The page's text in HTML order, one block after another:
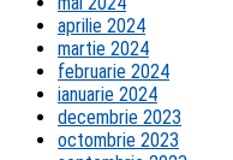
aprilie 2024
martie 2024
februarie 2024
ianuarie 2024
decembrie 2023
octombrie 2023